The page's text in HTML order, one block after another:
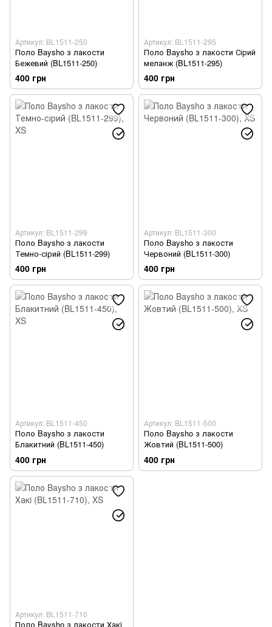
Артикул: BL1511-250
Поло Baysho з лакости
Бежевий (BL1511-250)
400 грн
Артикул: BL1511-295
Поло Baysho з лакости Сірий
меланж (BL1511-295)
400 грн
Артикул: BL1511-299
Поло Baysho з лакости
Темно-сірий (BL1511-299)
400 грн
Артикул: BL1511-300
Поло Baysho з лакости
Червоний (BL1511-300)
400 грн
Артикул: BL1511-450
Поло Baysho з лакости
Блакитний (BL1511-450)
400 грн
Артикул: BL1511-500
Поло Baysho з лакости
Жовтий (BL1511-500)
400 грн
Артикул: BL1511-710
Поло Baysho з лакости Хакi